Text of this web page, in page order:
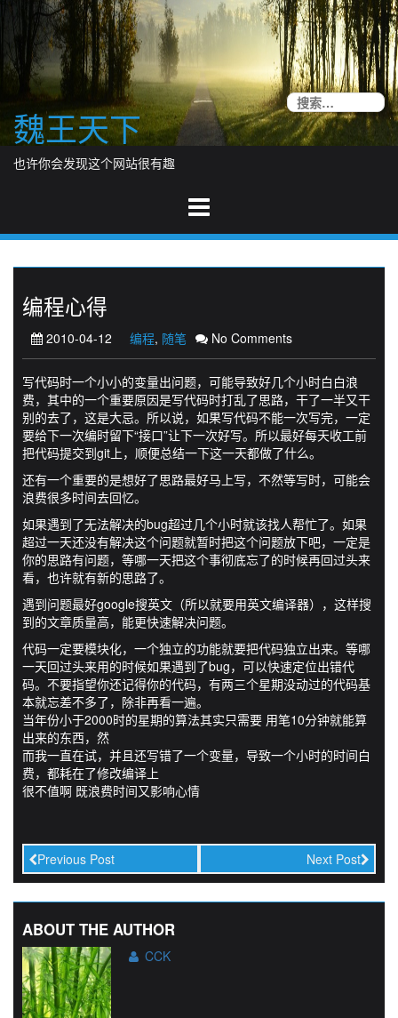
content
魏王天下
也许你会发现这个网站很有趣
搜
编程心得
2010-04-12 编程, 随笔 No Comments
写代码时一个小小的变量出问题，可能导致好几个小时白白浪
费，其中的一个重要原因是写代码时打乱了思路，干了一半又干
别的去了，这是大忌。所以说，如果写代码不能一次写完，一定
要给下一次编时留下“接口”让下一次好写。所以最好每天收工前
把代码提交到git上，顺便总结一下这一天都做了什么。
还有一个重要的是想好了思路最好马上写，不然等写时，可能会
浪费很多时间去回忆。
如果遇到了无法解决的bug超过几个小时就该找人帮忙了。如果
超过一天还没有解决这个问题就暂时把这个问题放下吧，一定是
你的思路有问题，等哪一天把这个事彻底忘了的时候再回过头来
看，也许就有新的思路了。
遇到问题最好google搜英文（所以就要用英文编译器），这样搜
到的文章质量高，能更快速解决问题。
代码一定要模块化，一个独立的功能就要把代码独立出来。等哪
一天回过头来用的时候如果遇到了bug，可以快速定位出错代
码。不要指望你还记得你的代码，有两三个星期没动过的代码基
本就忘差不多了，除非再看一遍。
当年份小于2000时的星期的算法其实只需要 用笔10分钟就能算
出来的东西，然
而我一直在试，并且还写错了一个变量，导致一个小时的时间白
费，都耗在了修改编译上
很不值啊 既浪费时间又影响心情
Previous Post Next Post
ABOUT THE AUTHOR
CCK